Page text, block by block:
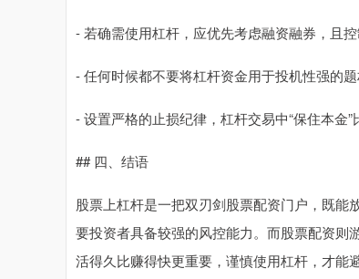
- 若确需使用杠杆，应优先考虑融资融券，且控
- 任何时候都不要将杠杆资金用于投机性强的题
- 设置严格的止损纪律，杠杆交易中“保住本金”
## 四、结语
股票上杠杆是一把双刃剑股票配资门户，既
要投资者具备较强的风控能力。而股票配资则
活得久比赚得快更重要，谨慎使用杠杆，才能